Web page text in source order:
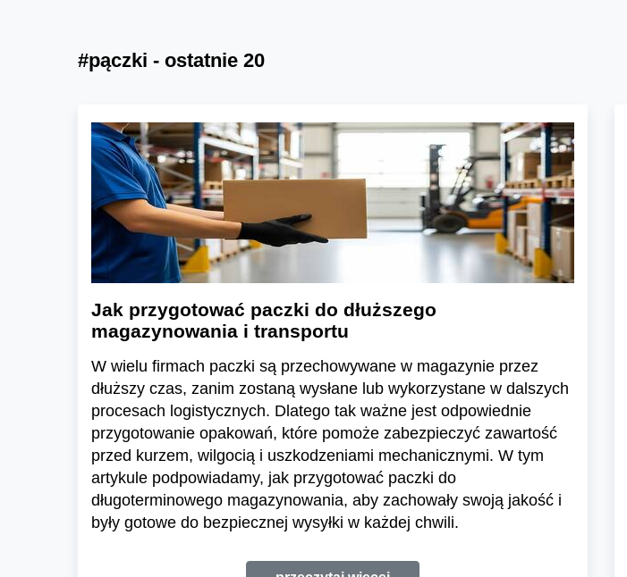
#pączki - ostatnie 20
Jak przygotować paczki do dłuższego
magazynowania i transportu
W wielu firmach paczki są przechowywane w magazynie przez
dłuższy czas, zanim zostaną wysłane lub wykorzystane w dalszych
procesach logistycznych. Dlatego tak ważne jest odpowiednie
przygotowanie opakowań, które pomoże zabezpieczyć zawartość
przed kurzem, wilgocią i uszkodzeniami mechanicznymi. W tym
artykule podpowiadamy, jak przygotować paczki do
długoterminowego magazynowania, aby zachowały swoją jakość i
były gotowe do bezpiecznej wysyłki w każdej chwili.